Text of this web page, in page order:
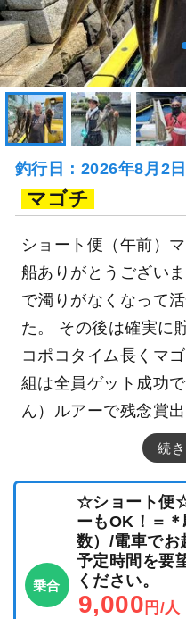
釣行日：2026年8月2
マゴチ
ショート便（午前）
船ありがとうござい
で濁りがなくなって
た。 その後は確実に
コポコタイム長くマ
組は全員ゲット成功
ん）ルアーで残念賞
続
乗合
☆ショート便
ーもOK！＝
数）/電車でお
予定時間を要
ください。
9,000 円/人